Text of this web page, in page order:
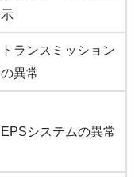
示
トランスミッション
の異常
EPSシステムの異常